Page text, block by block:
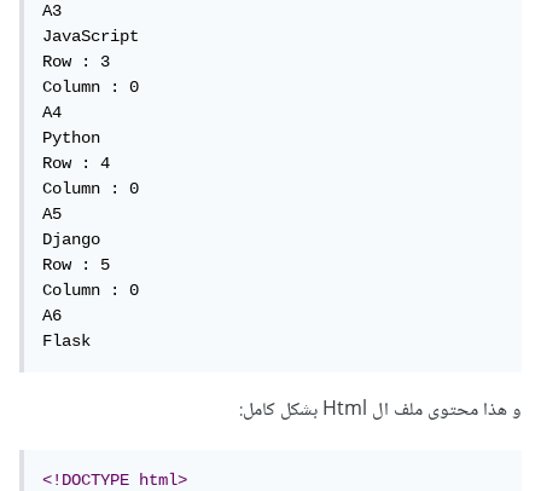
A3
JavaScript
Row : 3
Column : 0
A4
Python
Row : 4
Column : 0
A5
Django
Row : 5
Column : 0
A6
Flask
و هذا محتوى ملف ال Html بشكل كامل:
<!DOCTYPE html>